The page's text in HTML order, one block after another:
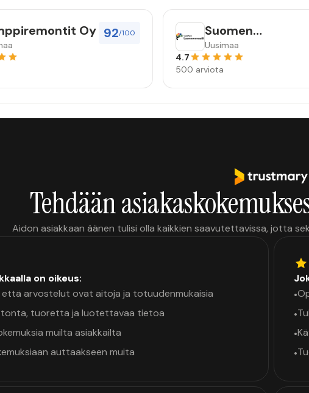
92/100
Oy
Suomen
Luonnonmaalit Oy
Uusimaa
4.7
500 arviota
Tehdään
Aidon asiakkaan äänen tulisi olla kaikkien saavutettavissa, jotta
on oikeus:
että arvostelut ovat aitoja ja totuudenmukaisia
tuoretta ja luotettavaa tietoa
muilta asiakkailta
auttaakseen muita
•
•
•
•